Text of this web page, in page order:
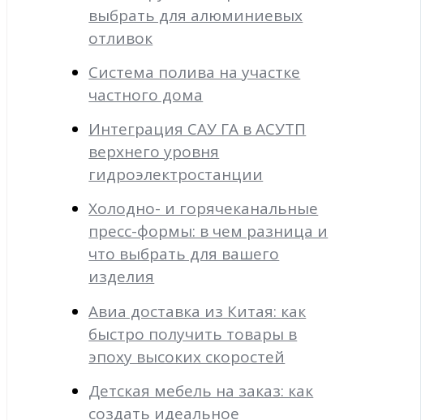
выбрать для алюминиевых
отливок
Система полива на участке
частного дома
Интеграция САУ ГА в АСУТП
верхнего уровня
гидроэлектростанции
Холодно- и горячеканальные
пресс-формы: в чем разница и
что выбрать для вашего
изделия
Авиа доставка из Китая: как
быстро получить товары в
эпоху высоких скоростей
Детская мебель на заказ: как
создать идеальное